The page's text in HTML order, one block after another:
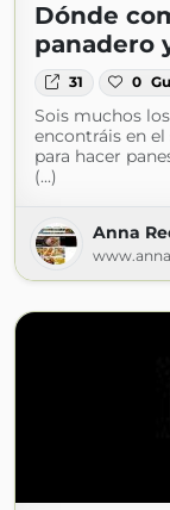
Dónde
panadero
31 0
Sois muchos
encontráis en
para hacer
(...)
Anna